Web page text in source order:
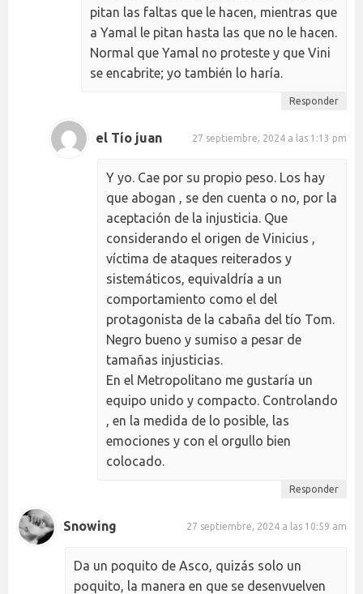
pitan las faltas que le hacen, mientras que
a Yamal le pitan hasta las que no le hacen.
Normal que Yamal no proteste y que Vini
se encabrite; yo también lo haría.
Responder
el Tío juan 27 septiembre, 2024 a las 1:13 pm
Y yo. Cae por su propio peso. Los hay
que abogan , se den cuenta o no, por la
aceptación de la injusticia. Que
considerando el origen de Vinicius ,
víctima de ataques reiterados y
sistemáticos, equivaldría a un
comportamiento como el del
protagonista de la cabaña del tío Tom.
Negro bueno y sumiso a pesar de
tamañas injusticias.
En el Metropolitano me gustaría un
equipo unido y compacto. Controlando
, en la medida de lo posible, las
emociones y con el orgullo bien
colocado.
Responder
Snowing 27 septiembre, 2024 a las 10:59 am
Da un poquito de Asco, quizás solo un
poquito, la manera en que se desenvuelven